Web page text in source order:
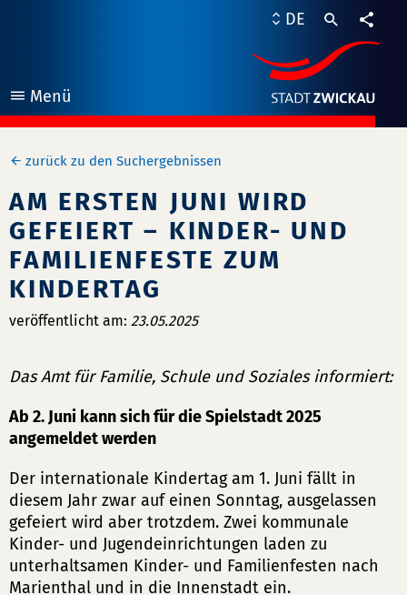
Menü
öffnen
DE
zurück zu den Suchergebnissen
AM ERSTEN JUNI WIRD
GEFEIERT – KINDER- UND
FAMILIENFESTE ZUM
KINDERTAG
veröffentlicht am: 23.05.2025
Das Amt für Familie, Schule und Soziales informiert:
Ab 2. Juni kann sich für die Spielstadt 2025
angemeldet werden
Der internationale Kindertag am 1. Juni fällt in
diesem Jahr zwar auf einen Sonntag, ausgelassen
gefeiert wird aber trotzdem. Zwei kommunale
Kinder- und Jugendeinrichtungen laden zu
unterhaltsamen Kinder- und Familienfesten nach
Marienthal und in die Innenstadt ein.